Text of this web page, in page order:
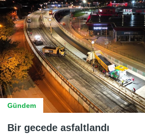
Gündem
Bir gecede asfaltlandı